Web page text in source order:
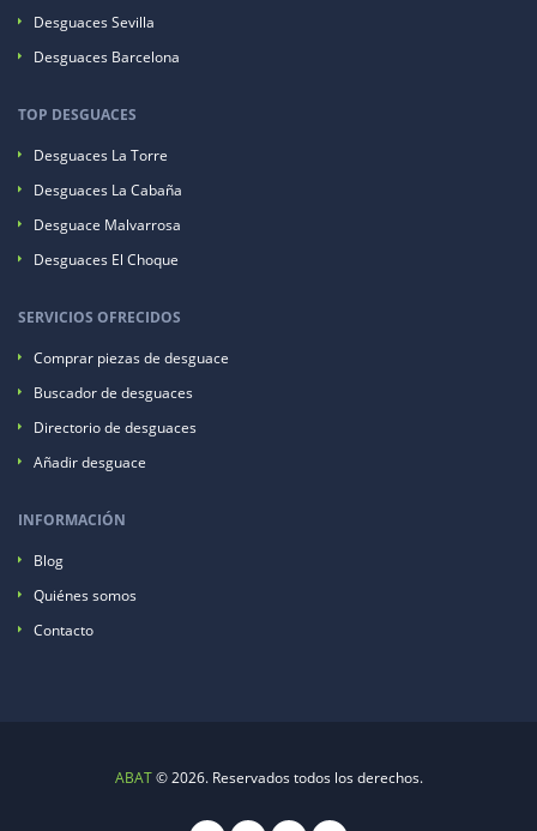
Desguaces Sevilla
Desguaces Barcelona
TOP DESGUACES
Desguaces La Torre
Desguaces La Cabaña
Desguace Malvarrosa
Desguaces El Choque
SERVICIOS OFRECIDOS
Comprar piezas de desguace
Buscador de desguaces
Directorio de desguaces
Añadir desguace
INFORMACIÓN
Blog
Quiénes somos
Contacto
ABAT© 2026. Reservados todos los derechos.